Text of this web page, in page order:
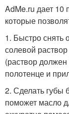
AdMe.ru дает 10
которые
1. Быстро снять
солевой раствор
(раствор
полотенце и
2. Сделать губы
поможет масло